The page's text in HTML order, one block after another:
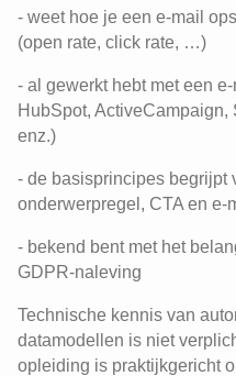
- weet hoe je een e-mail
(open rate, click rate, …)
- al gewerkt hebt met een
HubSpot,
enz.)
- de basisprincipes begrijpt
onderwerpregel, CTA en e-
- bekend bent met het
GDPR-naleving
Technische kennis van
datamodellen is niet
opleiding is praktijkgericht